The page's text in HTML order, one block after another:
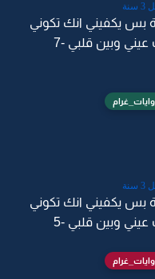
يكفيني انك تكوني
وبين قلبي -7
يكفيني انك تكوني
وبين قلبي -5